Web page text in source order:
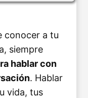
conocer a tu
siempre
hablar con
. Hablar
vida, tus